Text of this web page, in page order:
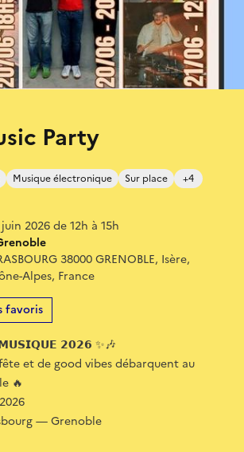
Party
Musique électronique Sur place +4
2026 de 12h à 15h
38000 GRENOBLE, Isère,
Alpes, France
favoris
𝟮𝟬𝟮𝟲 ✨🎶
et de good vibes débarquent au
🔥
— Grenoble